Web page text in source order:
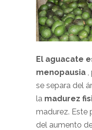
El aguacate
menopausia
se separa del
la madurez
madurez. Este
del aumento